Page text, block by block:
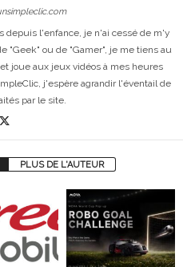
depuis l'enfance, je n'ai cessé de m'y
"Geek" ou de "Gamer", je me tiens au
joue aux jeux vidéos à mes heures
j'espère agrandir l'éventail de
par le site.
PLUS DE L'AUTEUR